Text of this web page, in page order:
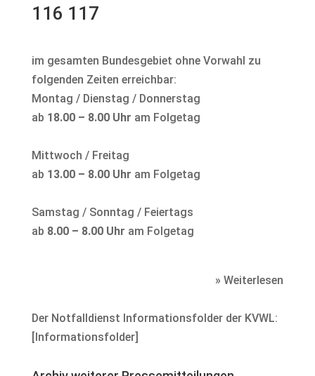
116 117
im gesamten Bundesgebiet ohne Vorwahl zu
folgenden Zeiten erreichbar:
Montag / Dienstag / Donnerstag
ab 18.00 – 8.00 Uhr am Folgetag
Mittwoch / Freitag
ab 13.00 – 8.00 Uhr am Folgetag
Samstag / Sonntag / Feiertags
ab 8.00 – 8.00 Uhr am Folgetag
» Weiterlesen
Der Notfalldienst Informationsfolder der KVWL:
[Informationsfolder]